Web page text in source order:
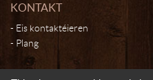
KONTAKT
Eis kontaktéieren
Plang